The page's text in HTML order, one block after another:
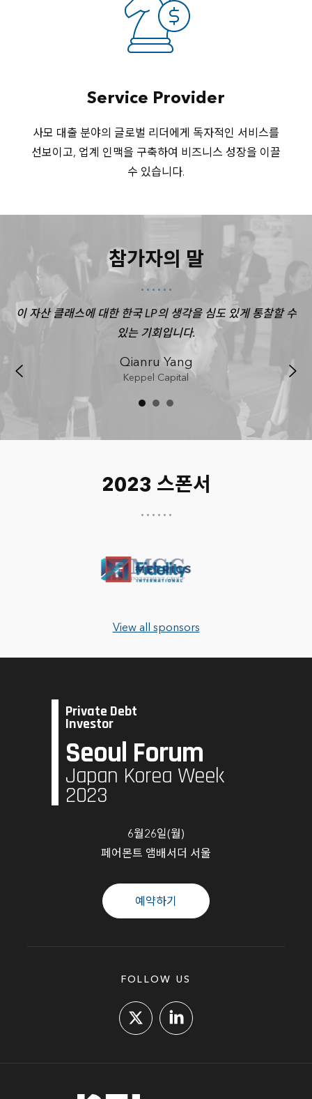
Service Provider
사모 대출 분야의 글로벌 리더에게 독자적인 서비스를
선보이고, 업계 인맥을 구축하여 비즈니스 성장을 이끌
수 있습니다.
참가자의 말
이 자산 클래스에 대한 한국 LP의 생각을 심도 있게 통찰할 수
있는 기회입니다.
Qianru Yang
Keppel Capital
2023 스폰서
View all sponsors
Private Debt
Investor
Seoul Forum
Japan Korea Week
2023
6월26일(월)
페어몬트 앰배서더 서울
예약하기
FOLLOW US